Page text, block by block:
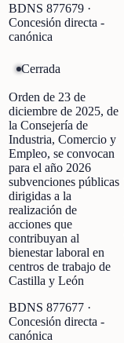
BDNS 877679 ·
Concesión directa -
canónica
Cerrada
Orden de 23 de
diciembre de 2025, de
la Consejería de
Industria, Comercio y
Empleo, se convocan
para el año 2026
subvenciones públicas
dirigidas a la
realización de
acciones que
contribuyan al
bienestar laboral en
centros de trabajo de
Castilla y León
BDNS 877677 ·
Concesión directa -
canónica